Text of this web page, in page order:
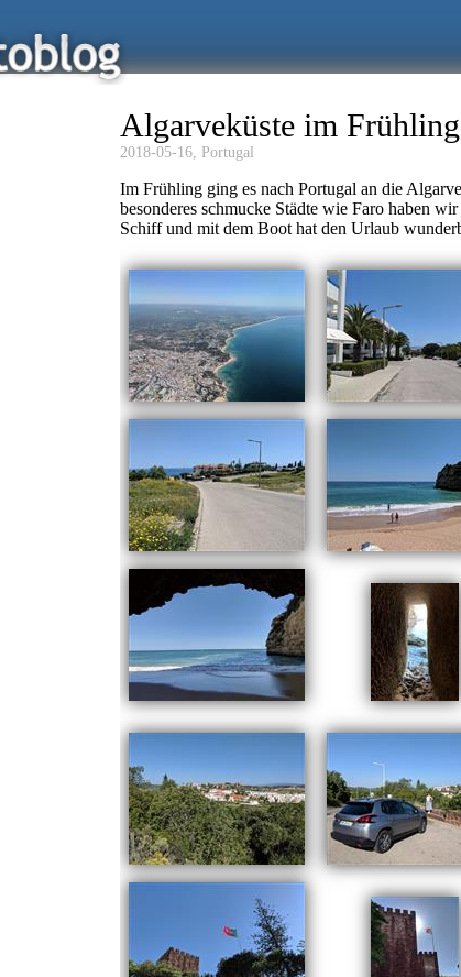
Algarveküste im Frühling
2018-05-16, Portugal
Im Frühling ging es nach Portugal an die
besonderes schmucke Städte wie Faro haben
Schiff und mit dem Boot hat den Urlaub